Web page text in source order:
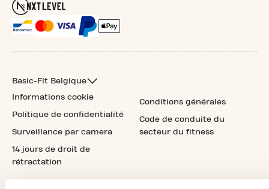
Basic-Fit Belgique
Informations cookie
Politique de confidentialité
Surveillance par camera
14 jours de droit de
rétractation
Conditions générales
Code de conduite du
secteur du fitness